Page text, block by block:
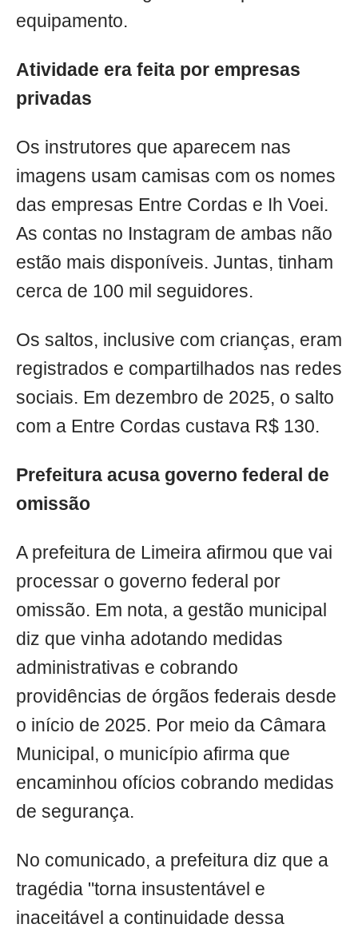
equipamento.
Atividade era feita por empresas
privadas
Os instrutores que aparecem nas
imagens usam camisas com os nomes
das empresas Entre Cordas e Ih Voei.
As contas no Instagram de ambas não
estão mais disponíveis. Juntas, tinham
cerca de 100 mil seguidores.
Os saltos, inclusive com crianças, eram
registrados e compartilhados nas redes
sociais. Em dezembro de 2025, o salto
com a Entre Cordas custava R$ 130.
Prefeitura acusa governo federal de
omissão
A prefeitura de Limeira afirmou que vai
processar o governo federal por
omissão. Em nota, a gestão municipal
diz que vinha adotando medidas
administrativas e cobrando
providências de órgãos federais desde
o início de 2025. Por meio da Câmara
Municipal, o município afirma que
encaminhou ofícios cobrando medidas
de segurança.
No comunicado, a prefeitura diz que a
tragédia "torna insustentável e
inaceitável a continuidade dessa